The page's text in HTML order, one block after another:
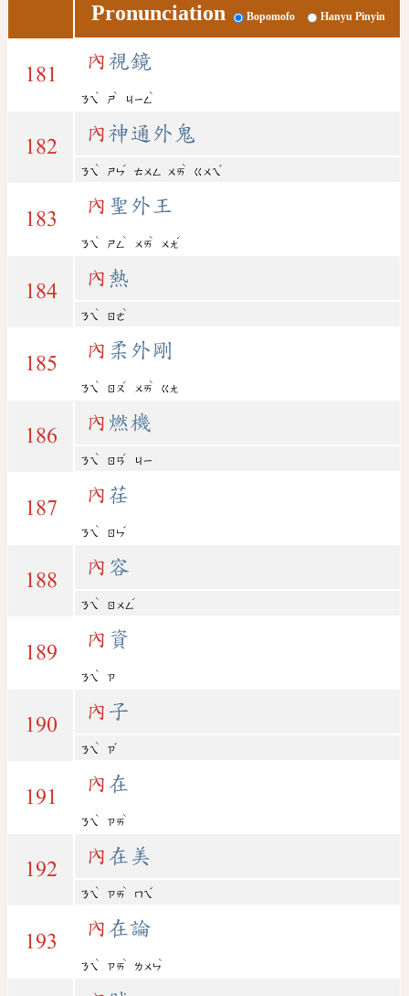
Pronunciation Bopomofo Hanyu Pinyin
181
內 視鏡
ㄋㄟ
ˋ
ㄕ
ˋ
ㄐㄧㄥ
ˋ
182
內 神通外鬼
ㄋㄟ
ˋ
ㄕㄣ
ˊ
ㄊㄨㄥ ㄨㄞ
ˋ
ㄍㄨㄟ
ˇ
183
內 聖外王
ㄋㄟ
ˋ
ㄕㄥ
ˋ
ㄨㄞ
ˋ
ㄨㄤ
ˊ
184
內 熱
ㄋㄟ
ˋ
ㄖㄜ
ˋ
185
內 柔外剛
ㄋㄟ
ˋ
ㄖㄡ
ˊ
ㄨㄞ
ˋ
ㄍㄤ
186
內 燃機
ㄋㄟ
ˋ
ㄖㄢ
ˊ
ㄐㄧ
187
內 荏
ㄋㄟ
ˋ
ㄖㄣ
ˇ
188
內 容
ㄋㄟ
ˋ
ㄖㄨㄥ
ˊ
189
內 資
ㄋㄟ
ˋ
ㄗ
190
內 子
ㄋㄟ
ˋ
ㄗ
ˇ
191
內 在
ㄋㄟ
ˋ
ㄗㄞ
ˋ
192
內 在美
ㄋㄟ
ˋ
ㄗㄞ
ˋ
ㄇㄟ
ˇ
193
內 在論
ㄋㄟ
ˋ
ㄗㄞ
ˋ
ㄌㄨㄣ
ˋ